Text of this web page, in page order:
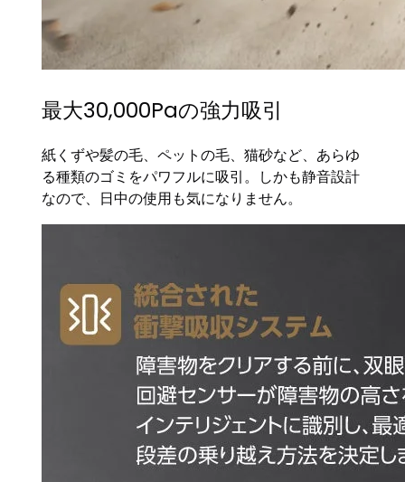
最大30,000Paの強力吸引
紙くずや髪の毛、ペットの毛、猫砂など、あらゆ
る種類のゴミをパワフルに吸引。しかも静音設計
なので、日中の使用も気になりません。